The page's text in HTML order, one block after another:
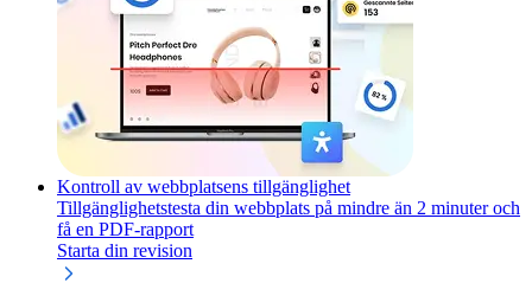
Kontroll av webbplatsens tillgänglighet
Tillgänglighetstesta din webbplats på mindre än 2 minuter och
få en PDF-rapport
Starta din revision